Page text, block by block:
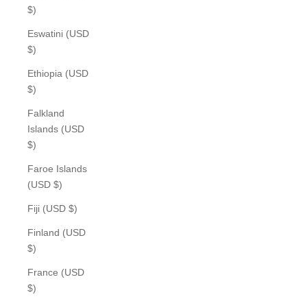
$)
Eswatini (USD
$)
Ethiopia (USD
$)
Falkland
Islands (USD
$)
Faroe Islands
(USD $)
Fiji (USD $)
Finland (USD
$)
France (USD
$)